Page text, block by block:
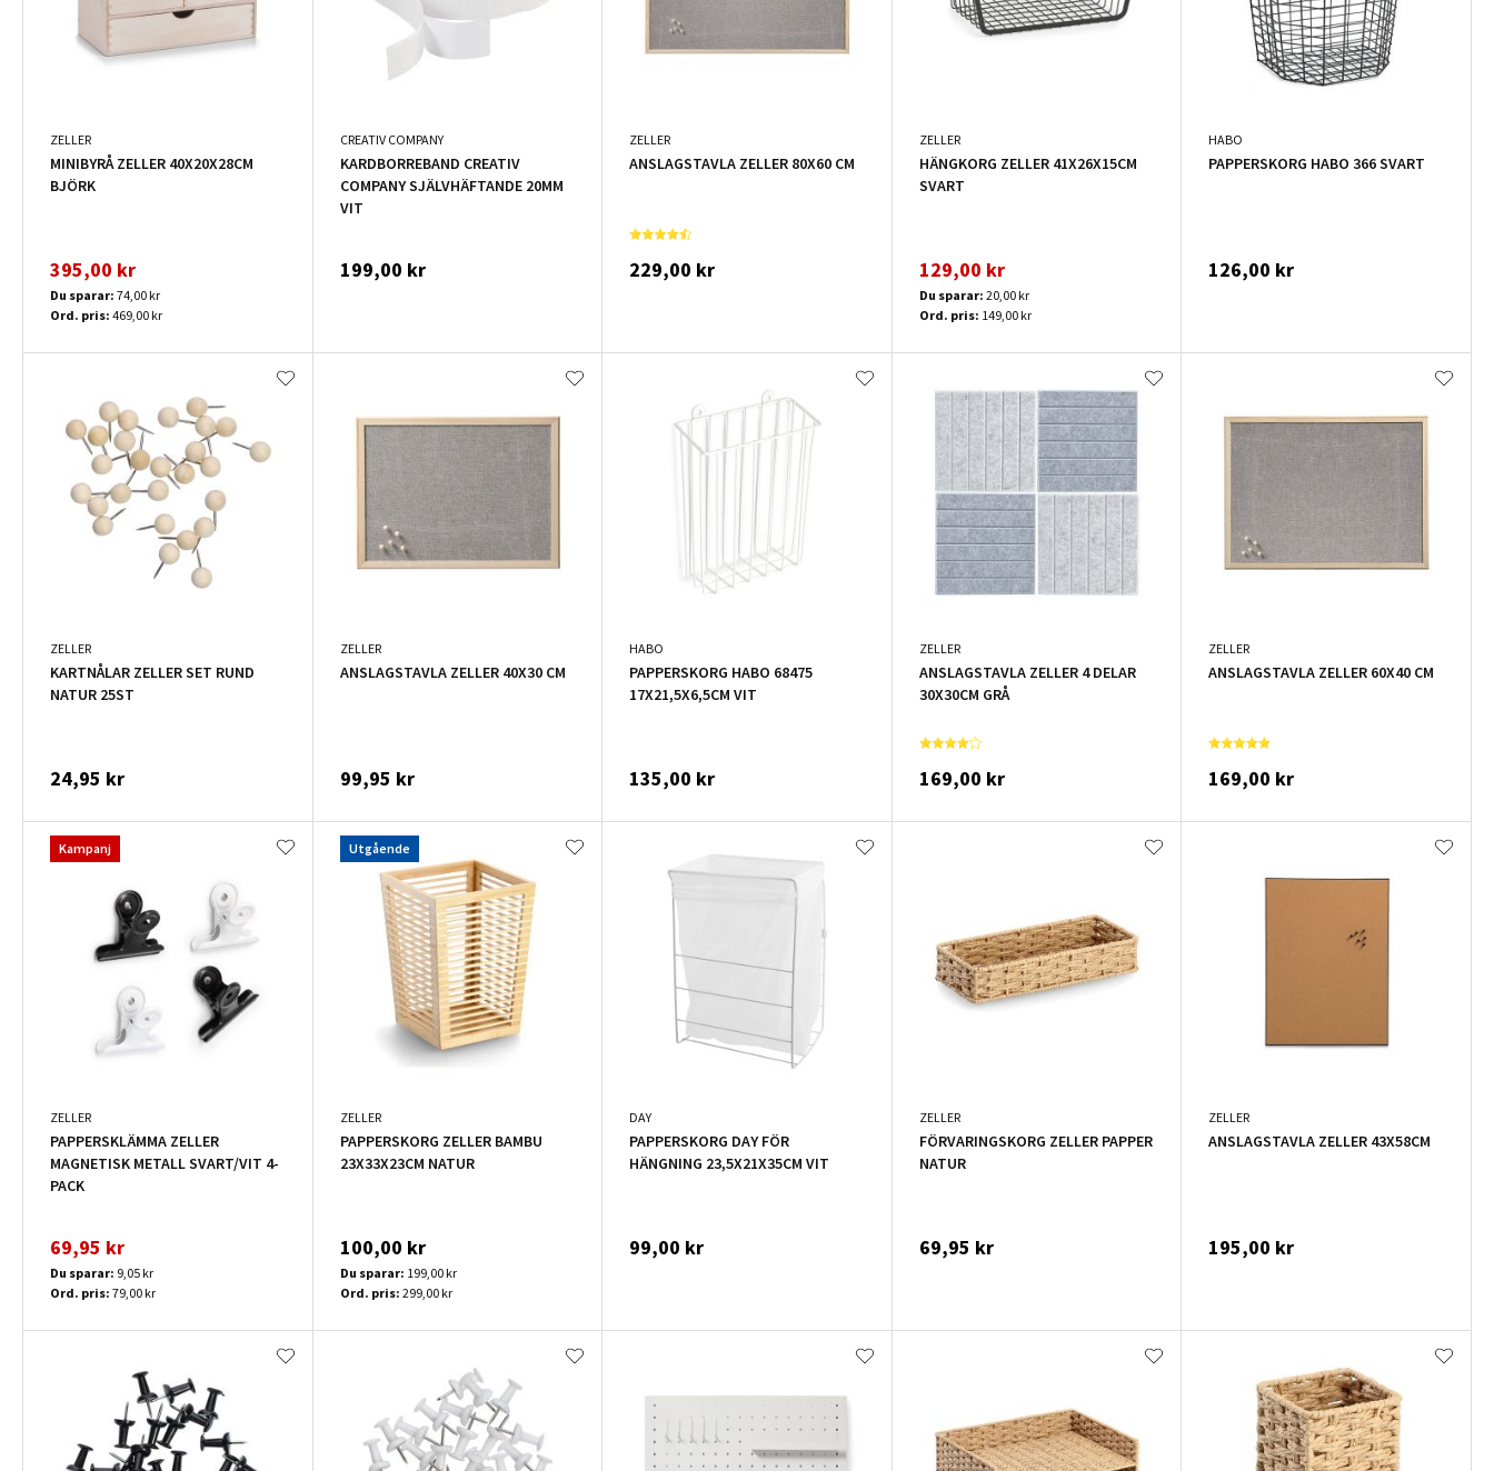
ZELLER
MINIBYRÅ ZELLER 40X20X28CM
BJÖRK
395,00 kr
Du sparar: 74,00 kr
Ord. pris: 469,00 kr
CREATIV COMPANY
KARDBORREBAND CREATIV
COMPANY SJÄLVHÄFTANDE 20MM
VIT
199,00 kr
ZELLER
ANSLAGSTAVLA ZELLER 80X60 CM
229,00 kr
ZELLER
HÄNGKORG ZELLER 41X26X15CM
SVART
129,00 kr
Du sparar: 20,00 kr
Ord. pris: 149,00 kr
HABO
PAPPERSKORG HABO 366 SVART
126,00 kr
ZELLER
KARTNÅLAR ZELLER SET RUND
NATUR 25ST
24,95 kr
ZELLER
ANSLAGSTAVLA ZELLER 40X30 CM
99,95 kr
HABO
PAPPERSKORG HABO 68475
17X21,5X6,5CM VIT
135,00 kr
ZELLER
ANSLAGSTAVLA ZELLER 4 DELAR
30X30CM GRÅ
169,00 kr
ZELLER
ANSLAGSTAVLA ZELLER 60X40 CM
169,00 kr
Kampanj
ZELLER
PAPPERSKLÄMMA ZELLER
MAGNETISK METALL SVART/VIT 4-
PACK
69,95 kr
Du sparar: 9,05 kr
Ord. pris: 79,00 kr
Utgående
ZELLER
PAPPERSKORG ZELLER BAMBU
23X33X23CM NATUR
100,00 kr
Du sparar: 199,00 kr
Ord. pris: 299,00 kr
DAY
PAPPERSKORG DAY FÖR
HÄNGNING 23,5X21X35CM VIT
99,00 kr
ZELLER
FÖRVARINGSKORG ZELLER PAPPER
NATUR
69,95 kr
ZELLER
ANSLAGSTAVLA ZELLER 43X58CM
195,00 kr